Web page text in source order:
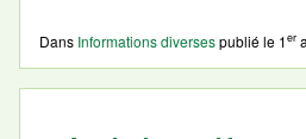
Dans Informations diversespublié le 1er